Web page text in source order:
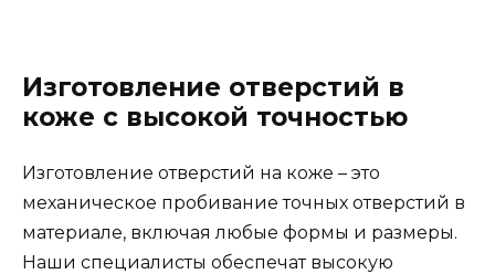
Изготовление отверстий в
коже с высокой точностью
Изготовление отверстий на коже – это
механическое пробивание точных отверстий в
материале, включая любые формы и размеры.
Наши специалисты обеспечат высокую